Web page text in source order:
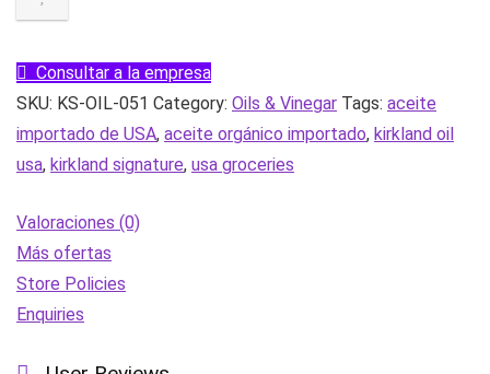
Kirkland
Signature,
33,8
de
USA
cantidad
Consultar a la empresa
SKU: KS-OIL-051 Category: Oils & Vinegar Tags: aceite
importado de USA, aceite orgánico importado, kirkland oil
usa, kirkland signature, usa groceries
Valoraciones (0)
Más ofertas
Store Policies
Enquiries